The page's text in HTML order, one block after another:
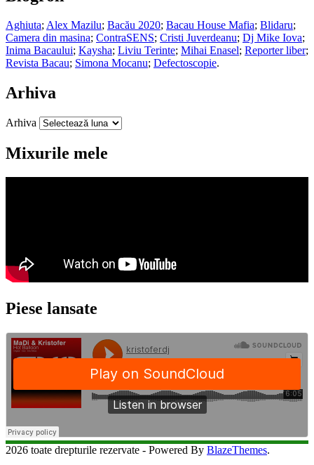
Aghiuta;Alex Mazilu; Bacău 2020; Bacau House Mafia; Blidaru;
Camera din masina; ContraSENS; Cristi Juverdeanu; Dj Mike Iova;
Inima Bacaului; Kaysha; Liviu Terinte; Mihai Enasel; Reporter liber;
Revista Bacau; Simona Mocanu; Defectoscopie.
Arhiva
Arhiva
Mixurile mele
Piese lansate
2026 toate drepturile rezervate - Powered By BlazeThemes.